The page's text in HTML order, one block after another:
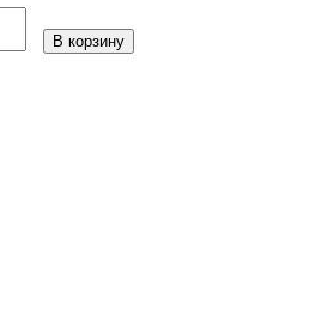
В корзину